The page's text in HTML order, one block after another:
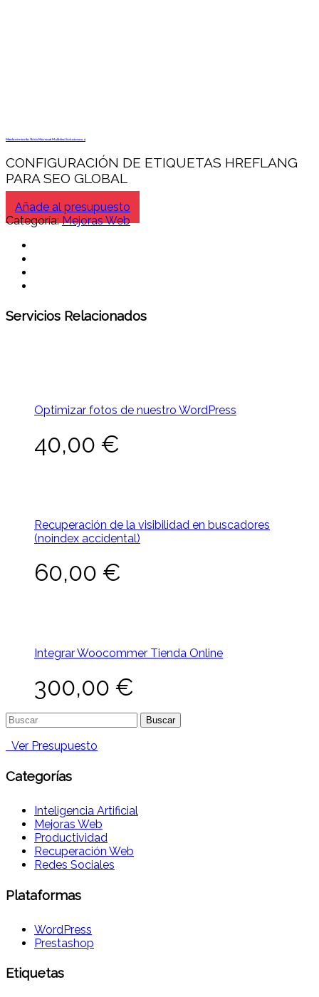
Mantenimiento Web Mensual Multidisc Soluciones 4
CONFIGURACIÓN DE ETIQUETAS HREFLANG
PARA SEO GLOBAL
Añade al presupuesto
Categoría:Mejoras Web
Servicios Relacionados
Optimizar fotos de nuestro WordPress
40,00 €
Recuperación de la visibilidad en buscadores
(noindex accidental)
60,00 €
Integrar Woocommer Tienda Online
300,00 €
Buscar:
Ver Presupuesto
Categorías
Inteligencia Artificial
Mejoras Web
Productividad
Recuperación Web
Redes Sociales
Plataformas
WordPress
Prestashop
Etiquetas